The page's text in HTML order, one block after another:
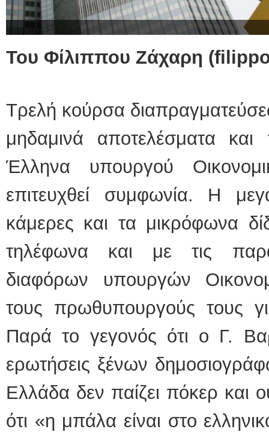
Του Φίλιππου Ζάχαρη
Τρελή κούρσα
μηδαμινά αποτελέσματα
Έλληνα υπουργού
επιτευχθεί συμφωνία. Η
κάμερες και τα μικρόφωνα
τηλέφωνα και με τις
διαφόρων υπουργών
τους πρωθυπουργούς τους
Παρά το γεγονός ότι ο Γ.
ερωτήσεις ξένων
Ελλάδα δεν παίζει πόκερ και
ότι «η μπάλα είναι στο